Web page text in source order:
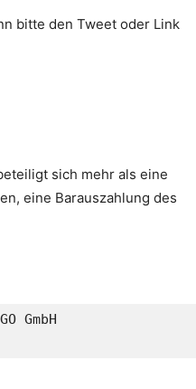
bitte den Tweet oder Link
sich mehr als eine
eine Barauszahlung des
GmbH